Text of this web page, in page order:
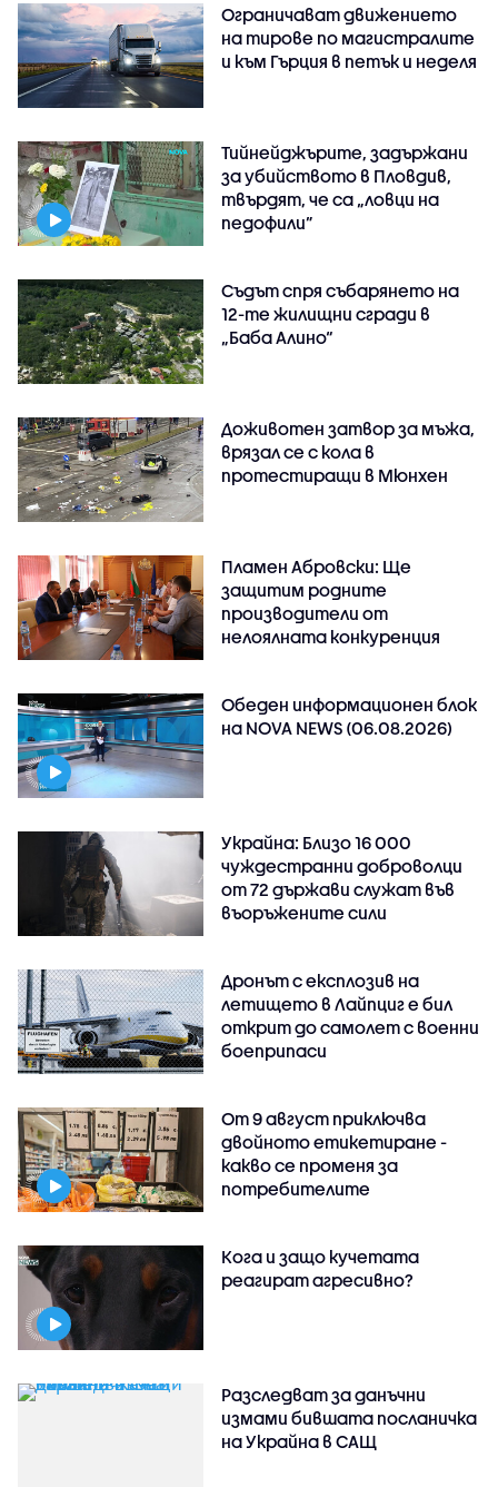
Ограничават движението
на тирове по магистралите
и към Гърция в петък и неделя
Тийнейджърите, задържани
за убийството в Пловдив,
твърдят, че са „ловци на
педофили”
Съдът спря събарянето на
12-те жилищни сгради в
„Баба Алино“
Доживотен затвор за мъжа,
врязал се с кола в
протестиращи в Мюнхен
Пламен Абровски: Ще
защитим родните
производители от
нелоялната конкуренция
Обеден информационен блок
на NOVA NEWS (06.08.2026)
Украйна: Близо 16 000
чуждестранни доброволци
от 72 държави служат във
въоръжените сили
Дронът с експлозив на
летището в Лайпциг е бил
открит до самолет с военни
боеприпаси
От 9 август приключва
двойното етикетиране -
какво се променя за
потребителите
Кога и защо кучетата
реагират агресивно?
Разследват за данъчни
измами бившата посланичка
на Украйна в САЩ